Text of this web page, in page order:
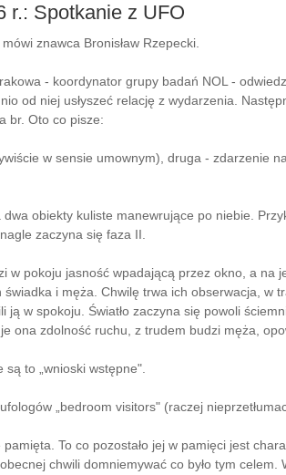
r.: Spotkanie z UFO
znawca Bronisław Rzepecki.
- koordynator grupy badań NOL -
od niej usłyszeć relację z wydarzenia.
br. Oto co pisze:
w sensie umownym), druga - zdarzenie
obiekty kuliste manewrujące po niebie.
zaczyna się faza II.
w pokoju jasność wpadającą przez okno, a
i męża. Chwilę trwa ich obserwacja, w
w spokoju. Światło zaczyna się powoli
zdolność ruchu, z trudem budzi męża,
to „wnioski wstępne".
„bedroom visitors" (raczej
To co pozostało jej w pamięci jest
chwili domniemywać co było tym celem.